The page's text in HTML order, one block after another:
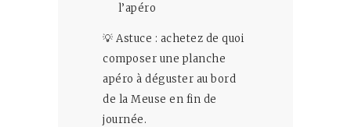
l’apéro
💡 Astuce : achetez de quoi
composer une planche
apéro à déguster au bord
de la Meuse en fin de
journée.